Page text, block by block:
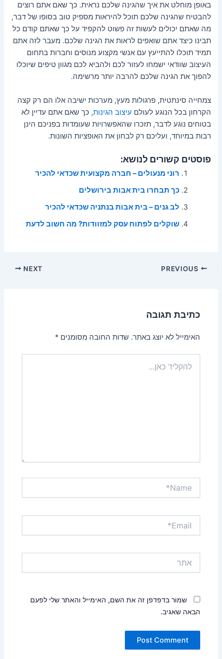
באופן מוחלט את איך שהגינה שלכם נראית. כך שאם אתם רוצים
להבטיח שהגינה שלכם תוכל להיראות מספיק טוב בסופו של דבר,
מה שאתם יכולים לעשות זה פשוט להקפיד על כך שאתם קודם כל
תבינו כיצד אתם שואפים לראות את הגינה שלכם. מעבר לזה אתם
תמיד תוכלו להתייעץ עם אנשי מקצוע מנוסים וחברות בתחום
העיצוב שוודאי ישמחו לעזור לכם ולהביא לכם מגוון טיפים שיוכלו
להפוך את הגינה שלכם להרבה יותר מרשימה.
צמחייה סינתטית, פרגולות מעץ, מערכות ישיבה אלו הם רק קצה
הקרחון בכל הנוגע לעולם עיצוב הגינות, כך שאם אתם עדיין לא
בטוחים נוגע לדבר, תזכרו שהאפשרויות שעומדות בפניכם הינן
רבות במיוחד, ועליכם רק לבחון את האופציות השונות.
פוסטים קשורים לנושא:
רוני מנעולים – חברה מקצועית שכדאי להכיר
כך תבחרו בית אבות בירושלים
לב גנים – בית אבות בנתניה שכדאי להכיר
שוקלים לפתוח עסק למזוודות? מה חשוב לדעת
Post
NEXT
כתיבת תגובה
האימייל לא יוצג באתר. שדות החובה מסומנים*
כאן...
שמור בדפדפן זה את השם, האימייל והאתר שלי לפעם
הבאה שאגיב.